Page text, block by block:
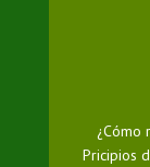
¿Cómo
Pricipios